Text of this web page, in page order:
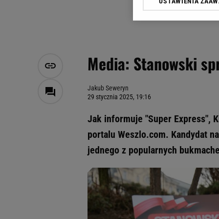
Media: Stanowski
Jakub Seweryn
29 stycznia 2025, 19:16
Jak informuje "Super Express",
portalu Weszlo.com. Kandydat
jednego z popularnych
Klikając „Akceptuję”
Zaufanych Partnerów i
My, nasi Zaufani
Użycie dokładnych
badnie odbiorców i